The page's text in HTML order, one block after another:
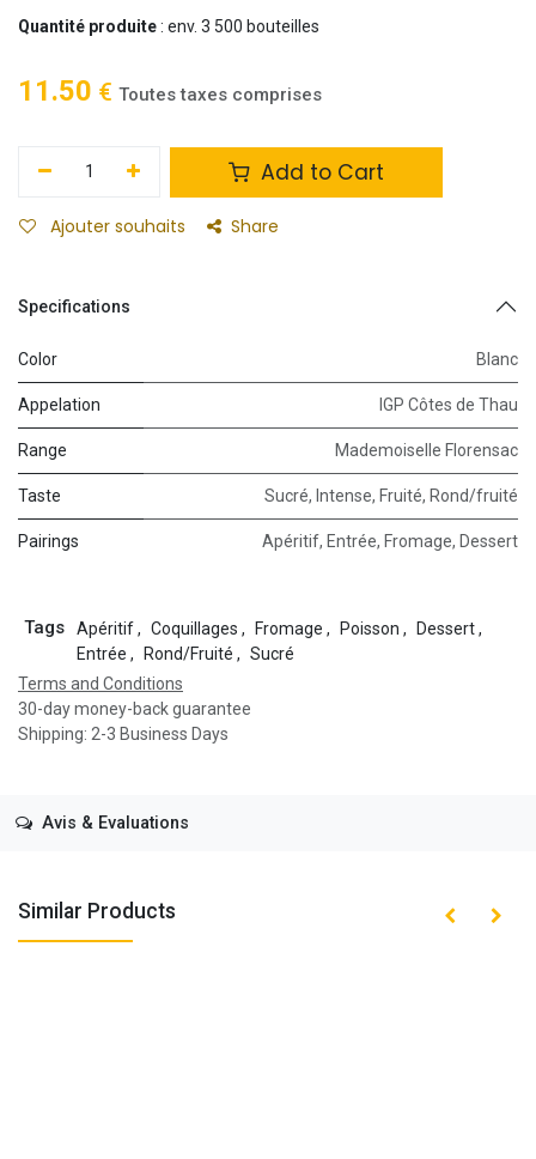
Quantité produite: env. 3 500 bouteilles
11.50 € Toutes taxes comprises
Add to Cart
Ajouter souhaits Share
Specifications
Color Blanc
Appelation IGP Côtes de Thau
Range Mademoiselle Florensac
Taste Sucré, Intense, Fruité, Rond/fruité
Pairings Apéritif, Entrée, Fromage, Dessert
Tags Apéritif, Coquillages , Fromage , Poisson , Dessert,
Entrée , Rond/Fruité , Sucré
Terms and Conditions
30-day money-back guarantee
Shipping: 2-3 Business Days
Avis & Evaluations
Similar Products